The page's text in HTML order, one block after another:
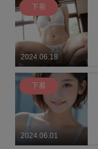
2024.06.18
下着
2024.06.01
下着